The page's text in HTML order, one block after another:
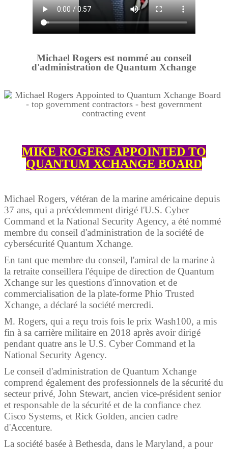
Michael Rogers est nommé au conseil
d'administration de Quantum Xchange
MIKE ROGERS APPOINTED TO
QUANTUM XCHANGE BOARD
Michael Rogers, vétéran de la marine américaine depuis
37 ans, qui a précédemment dirigé l'U.S. Cyber
Command et la National Security Agency, a été nommé
membre du conseil d'administration de la société de
cybersécurité Quantum Xchange.
En tant que membre du conseil, l'amiral de la marine à
la retraite conseillera l'équipe de direction de Quantum
Xchange sur les questions d'innovation et de
commercialisation de la plate-forme Phio Trusted
Xchange, a déclaré la société mercredi.
M. Rogers, qui a reçu trois fois le prix Wash100, a mis
fin à sa carrière militaire en 2018 après avoir dirigé
pendant quatre ans le U.S. Cyber Command et la
National Security Agency.
Le conseil d'administration de Quantum Xchange
comprend également des professionnels de la sécurité du
secteur privé, John Stewart, ancien vice-président senior
et responsable de la sécurité et de la confiance chez
Cisco Systems, et Rick Golden, ancien cadre
d'Accenture.
La société basée à Bethesda, dans le Maryland, a pour